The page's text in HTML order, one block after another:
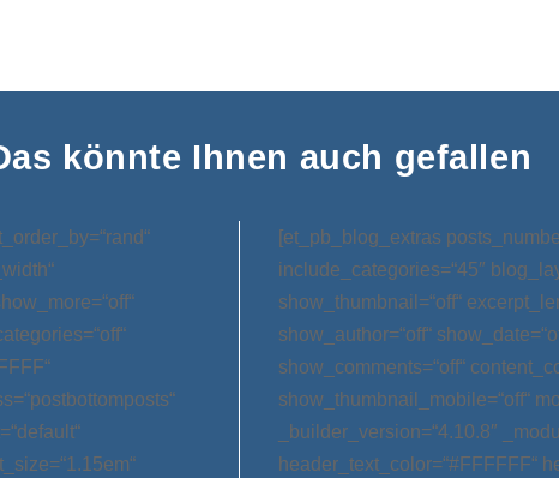
könnte Ihnen auch gefallen
[et_pb_blog_extras
include_categories=“45″
show_thumbnail=“off“
show_author=“off“
show_comments=“off“
show_thumbnail_mobile=“off“
_builder_version=“4.10.8″
header_text_color=“#FFFFFF“